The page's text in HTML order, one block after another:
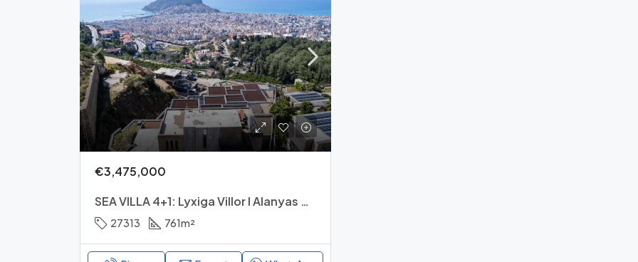
den livliga staden nedanför.
Bektaş är perfekt för dem som vill investera i avancerade fastigheter eller ett permanent boende som ger både
närhet till Alanyas livliga centrum. Området är väl sammankopplat med enkel tillgång till köpcentrum,
stranden, vilket gör det perfekt för både familjer och investerare.
Är du redo att hitta din drömfastighet i Bektaş? Låt oss hjälpa dig med våra professionella tjänster, från
juridiska processer. Börja din resa idag och förhöj din livsstil på en av Alanyas mest exklusiva platser!
€3,475,000
SEA VILLA 4+1: Lyxiga Villor I Alanyas Bektaş-Kvarter
27313 761m²